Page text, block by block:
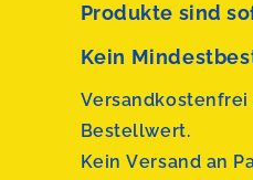
Produkte sind
Kein
Versandkostenfrei
Bestellwert.
Kein Versand an